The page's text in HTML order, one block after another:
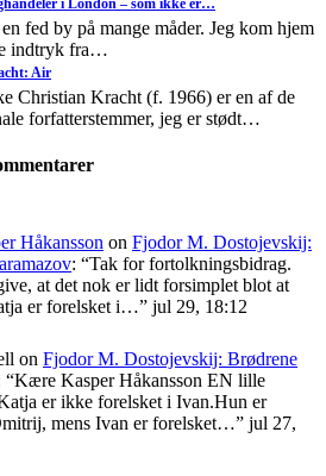
i London – som ikke er…
fed by på mange måder. Jeg kom hjem
indtryk fra…
Air
Christian Kracht (f. 1966) er en af de
forfatterstemmer, jeg er stødt…
Håkansson on Fjodor M. Dostojevskij:
: “Tak for fortolkningsbidrag.
at det nok er lidt forsimplet blot at
er forelsket i…” jul 29, 18:12
on Fjodor M. Dostojevskij: Brødrene
“Kære Kasper Håkansson EN lille
er ikke forelsket i Ivan.Hun er
mens Ivan er forelsket…” jul 27,